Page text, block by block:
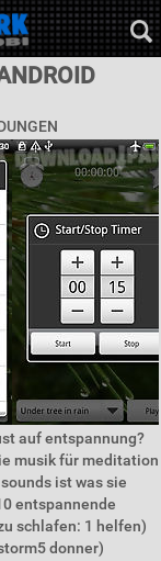
auf entspannung?
musik für meditation
ist was sie
entspannende
schlafen: 1 helfen)
donner)